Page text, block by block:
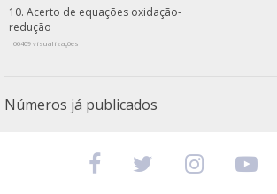
Acerto de equações oxidação-
redução
66409 visualizações
Números já publicados